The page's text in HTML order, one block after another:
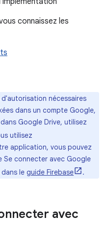
connaissez les
nécessaires
dans un compte Google,
Google Drive, utilisez
utilisez
application, vous pouvez
Se connecter avec Google
le guide Firebase .
avec